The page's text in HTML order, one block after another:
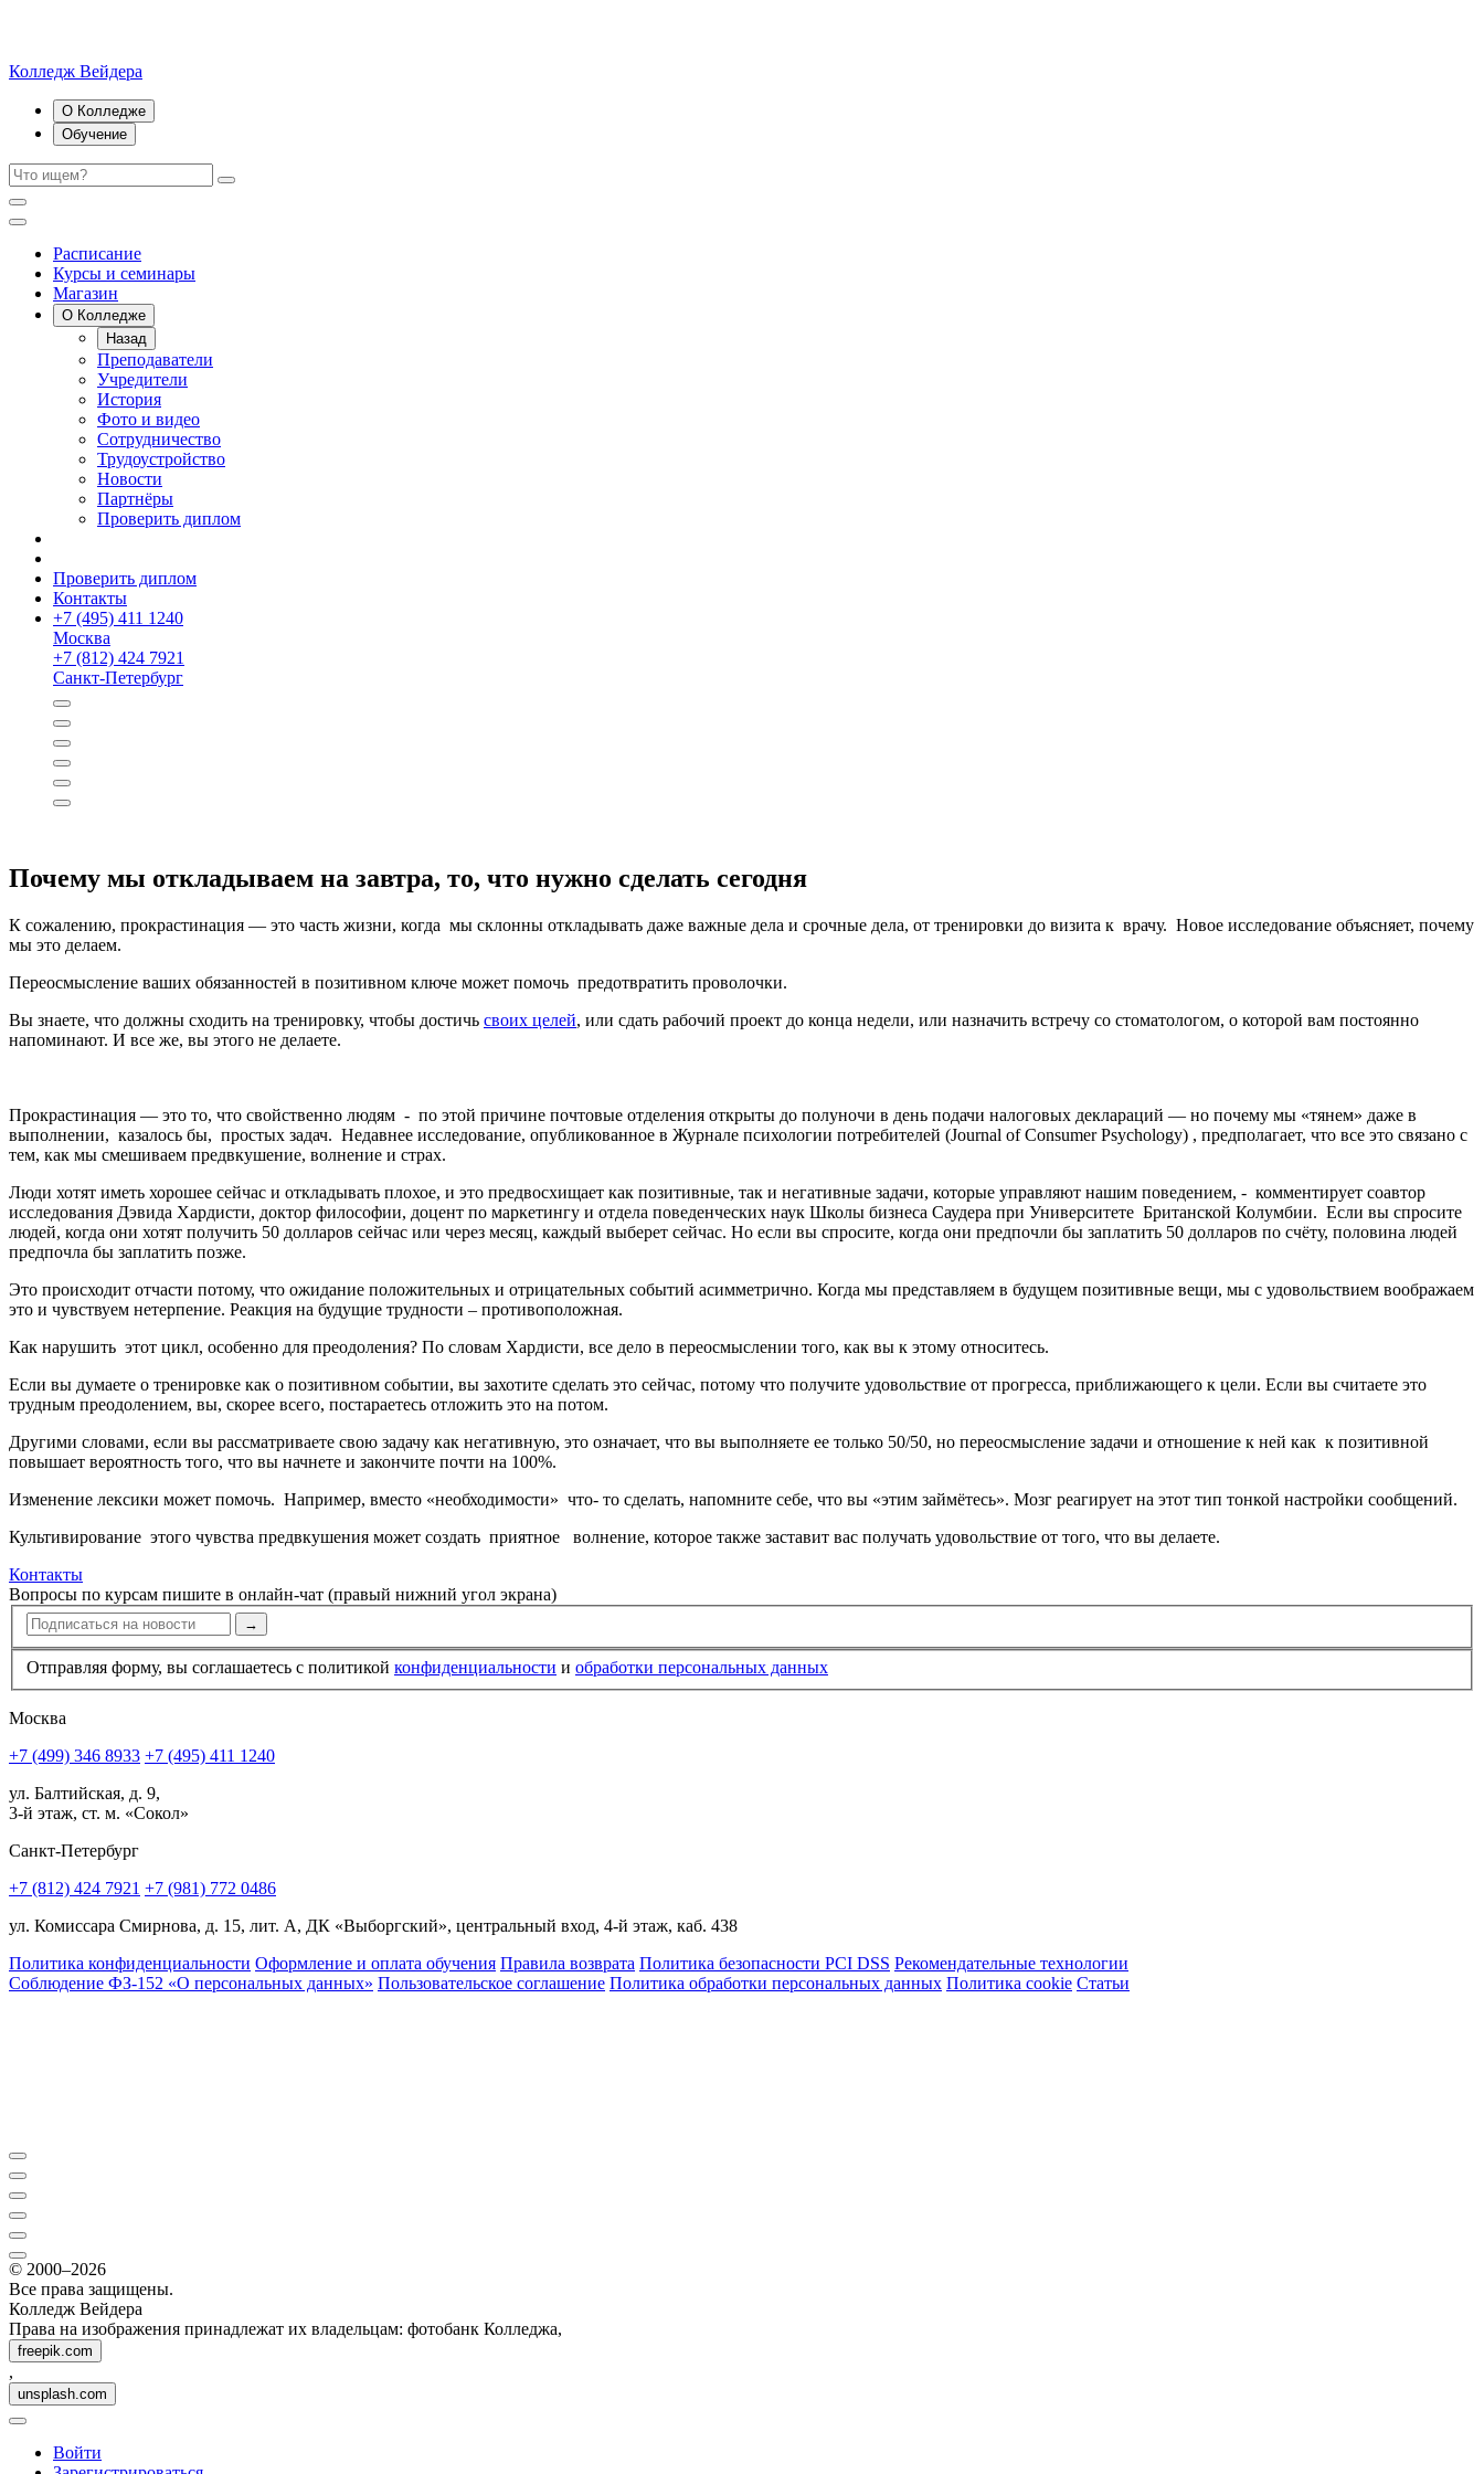
Колледж Вейдера
О Колледже
Обучение
Расписание
Курсы и семинары
Магазин
О Колледже
Назад
Преподаватели
Учредители
История
Фото и видео
Сотрудничество
Трудоустройство
Новости
Партнёры
Проверить диплом
Проверить диплом
Контакты
+7 (495) 411 1240
Москва
+7 (812) 424 7921
Санкт-Петербург
Почему мы откладываем на завтра, то, что нужно сделать сегодня
К сожалению, прокрастинация — это часть жизни, когда мы склонны откладывать даже важные дела и срочные дела, от тренировки до визита к врачу. Новое исследование объясняет, почему
мы это делаем.
Переосмысление ваших обязанностей в позитивном ключе может помочь предотвратить проволочки.
Вы знаете, что должны сходить на тренировку, чтобы достичь своих целей, или сдать рабочий проект до конца недели, или назначить встречу со стоматологом, о которой вам постоянно
напоминают. И все же, вы этого не делаете.
Прокрастинация — это то, что свойственно людям - по этой причине почтовые отделения открыты до полуночи в день подачи налоговых деклараций — но почему мы «тянем» даже в
выполнении, казалось бы, простых задач. Недавнее исследование, опубликованное в Журнале психологии потребителей (Journal of Consumer Psychology) , предполагает, что все это связано с
тем, как мы смешиваем предвкушение, волнение и страх.
Люди хотят иметь хорошее сейчас и откладывать плохое, и это предвосхищает как позитивные, так и негативные задачи, которые управляют нашим поведением, - комментирует соавтор
исследования Дэвида Хардисти, доктор философии, доцент по маркетингу и отдела поведенческих наук Школы бизнеса Саудера при Университете Британской Колумбии. Если вы спросите
людей, когда они хотят получить 50 долларов сейчас или через месяц, каждый выберет сейчас. Но если вы спросите, когда они предпочли бы заплатить 50 долларов по счёту, половина людей
предпочла бы заплатить позже.
Это происходит отчасти потому, что ожидание положительных и отрицательных событий асимметрично. Когда мы представляем в будущем позитивные вещи, мы с удовольствием воображаем
это и чувствуем нетерпение. Реакция на будущие трудности – противо­положная.
Как нарушить этот цикл, особенно для преодоления? По словам Хардисти, все дело в переосмыслении того, как вы к этому относитесь.
Если вы думаете о тренировке как о позитивном событии, вы захотите сделать это сейчас, потому что получите удовольствие от прогресса, приближающего к цели. Если вы считаете это
трудным преодолением, вы, скорее всего, постараетесь отложить это на потом.
Другими словами, если вы рассматриваете свою задачу как негативную, это означает, что вы выполняете ее только 50/50, но переосмысление задачи и отношение к ней как к позитивной
повышает вероятность того, что вы начнете и закончите почти на 100%.
Изменение лексики может помочь. Например, вместо «необходимости» что- то сделать, напомните себе, что вы «этим займётесь». Мозг реагирует на этот тип тонкой настройки сообщений.
Культивирование этого чувства предвкушения может создать приятное волнение, которое также заставит вас получать удовольствие от того, что вы делаете.
Контакты
Вопросы по курсам пишите в онлайн-чат (правый нижний угол экрана)
→
Отправляя форму, вы соглашаетесь с политикой конфи­ден­циальности и обработки персональных данных
Москва
+7 (499) 346 8933 +7 (495) 411 1240
ул. Балтийская, д. 9,
3-й этаж, ст. м. «Сокол»
Санкт-Петербург
+7 (812) 424 7921 +7 (981) 772 0486
ул. Комиссара Смирнова, д. 15, лит. А, ДК «Выборгский», центральный вход, 4-й этаж, каб. 438
Политика конфиденциальности Оформление и оплата обучения Правила возврата Политика безопасности PCI DSS Рекомендательные технологии
Соблюдение ФЗ-152 «О персональ­ных данных» Пользовательское соглашение Политика обработки персональных данных Политика cookie Статьи
© 2000–2026
Все права защищены.
Колледж Вейдера
Права на изображения принадлежат их владельцам: фотобанк Колледжа,
freepik.com
,
unsplash.com
Войти